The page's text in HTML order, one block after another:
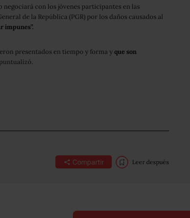
negociará con los jóvenes participantes en las
de la República (PGR) por los daños causados al
impunes”.
presentados en tiempo y forma y que son
puntualizó.
Compartir Leer después